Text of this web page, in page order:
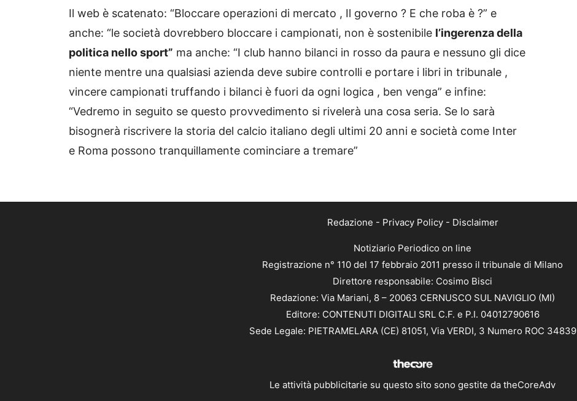
Il web è scatenato: “Bloccare operazioni di mercato , Il governo ? E che roba è ?” e
anche: “le società dovrebbero bloccare i campionati, non è sostenibile l’ingerenza della
politica nello sport” ma anche: “I club hanno bilanci in rosso da paura e nessuno gli dice
niente mentre una qualsiasi azienda deve subire controlli e portare i libri in tribunale ,
vincere campionati truffando i bilanci è fuori da ogni logica , ben venga” e infine:
“Vedremo in seguito se questo provvedimento si rivelerà una cosa seria. Se lo sarà
bisognerà riscrivere la storia del calcio italiano degli ultimi 20 anni e società come Inter
e Roma possono tranquillamente cominciare a tremare”
Redazione - Privacy Policy- Disclaimer
Notiziario Periodico on line
Registrazione n° 110 del 17 febbraio 2011 presso il tribunale di Milano
Direttore responsabile: Cosimo Bisci
Redazione: Via Mariani, 8 – 20063 CERNUSCO SUL NAVIGLIO (MI)
Editore: CONTENUTI DIGITALI SRL C.F. e P.I. 04012790616
Sede Legale: PIETRAMELARA (CE) 81051, Via VERDI, 3 Numero ROC 34839
Le attività pubblicitarie su questo sito sono gestite da theCoreAdv